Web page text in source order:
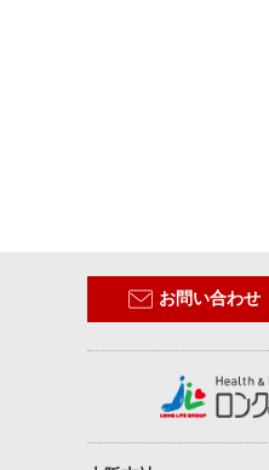
お問い合わせ